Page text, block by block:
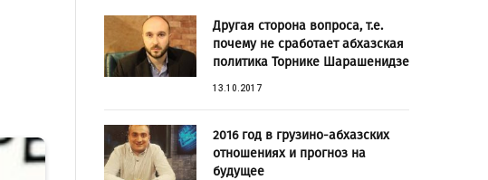
Другая сторона вопроса, т.е.
почему не сработает абхазская
политика Торнике Шарашенидзе
13.10.2017
2016 год в грузино-абхазских
отношениях и прогноз на
будущее